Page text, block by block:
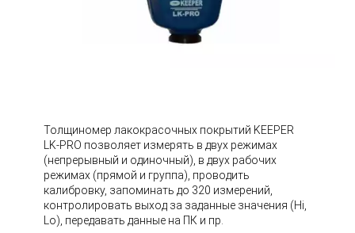
Толщиномер лакокрасочных покрытий KEEPER
LK-PRO позволяет измерять в двух режимах
(непрерывный и одиночный), в двух рабочих
режимах (прямой и группа), проводить
калибровку, запоминать до 320 измерений,
контролировать выход за заданные значения (Hi,
Lo), передавать данные на ПК и пр.